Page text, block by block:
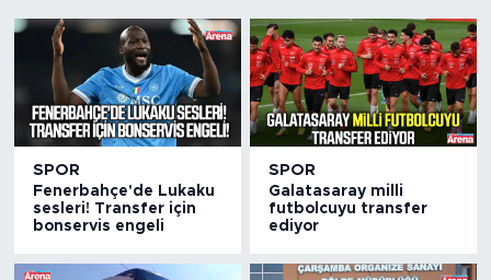
SPOR
Fenerbahçe'de Lukaku
sesleri! Transfer için
bonservis engeli
SPOR
Galatasaray milli
futbolcuyu transfer
ediyor